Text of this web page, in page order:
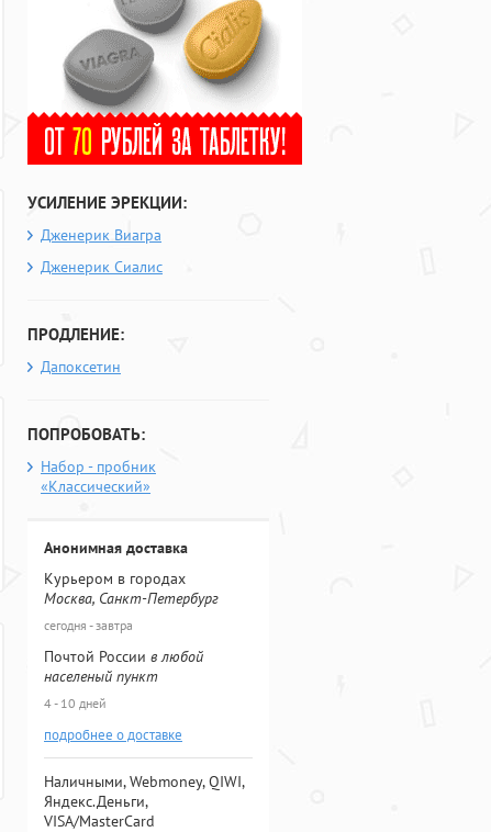
УСИЛЕНИЕ ЭРЕКЦИИ:
Дженерик Виагра
Дженерик Сиалис
ПРОДЛЕНИЕ:
Дапоксетин
ПОПРОБОВАТЬ:
Набор - пробник
«Классический»
Анонимная доставка
Курьером в городах
Москва, Санкт-Петербург
сегодня - завтра
Почтой России в любой
населеный пункт
4 - 10 дней
подробнее о доставке
Наличными, Webmoney, QIWI,
Яндекс.Деньги,
VISA/MasterCard